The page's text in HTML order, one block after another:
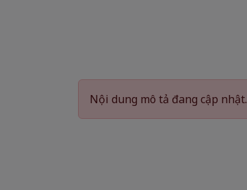
Nội dung mô tả đang cập nhật.